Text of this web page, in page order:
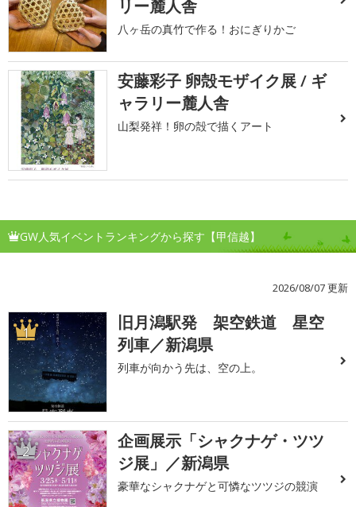
リー麓人舎
八ヶ岳の真竹で作る！おにぎりかご
安藤彩子 卵殻モザイク展 / ギ
ャラリー麓人舎
山梨発祥！卵の殻で描くアート
GW人気イベントランキングから探す【甲信越】
2026/08/07 更新
1
旧月潟駅発 架空鉄道 星空
列車／新潟県
列車が向かう先は、空の上。
2
企画展示「シャクナゲ・ツツ
ジ展」／新潟県
豪華なシャクナゲと可憐なツツジの競演